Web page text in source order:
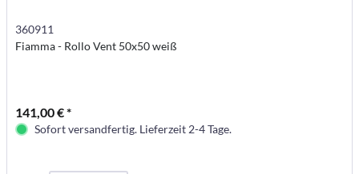
360911
Fiamma - Rollo Vent 50x50 weiß
141,00 € *
Sofort versandfertig. Lieferzeit 2-4 Tage.